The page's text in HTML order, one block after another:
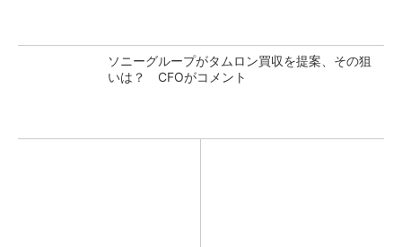
ソニーグループがタムロン買収を提案、その狙
いは？ CFOがコメント